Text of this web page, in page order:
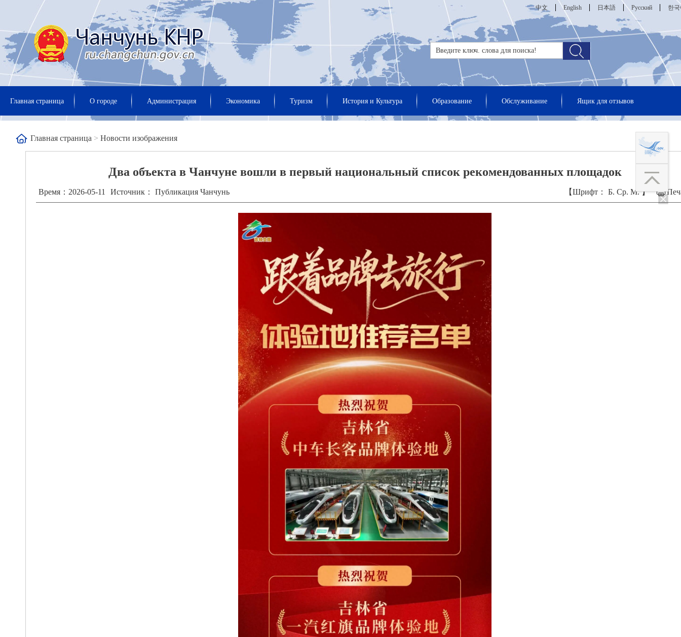
한
Русский
日本語
English
中文
Главная страница О городе Администрация Экономика Туризм История и Культура Образование Обслуживание Ящик для отзывов
Главная страница > Новости изображения
Два объекта в Чанчуне вошли в первый национальный список рекомендованных площадок
Время：2026-05-11 Источник： Публикация Чанчунь 【Шрифт： Б. Ср. М.】